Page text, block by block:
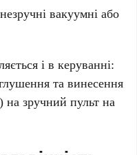
вакуумні або
і в керуванні:
та винесення
на зручний пульт на